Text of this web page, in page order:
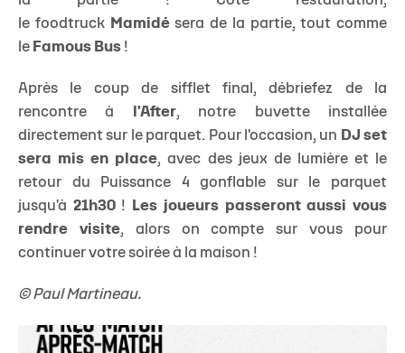
le foodtruck Mamidésera de la partie, tout comme
le Famous Bus !
Après le coup de sifflet final, débriefez de la
rencontre à
l'After, notre buvette installée
directement sur le parquet. Pour l'occasion, un DJ set
sera mis en place, avec des jeux de lumière et le
retour du Puissance 4 gonflable sur le parquet
jusqu'à 21h30! Les joueurs passeront aussi vous
rendre visite, alors on compte sur vous pour
continuer votre soirée à la maison !
© Paul Martineau.